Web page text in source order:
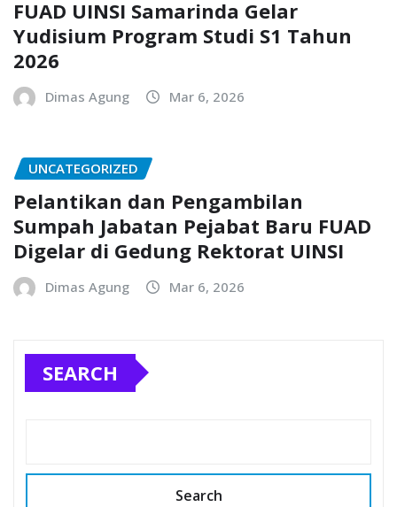
FUAD UINSI Samarinda Gelar
Yudisium Program Studi S1 Tahun
2026
Dimas Agung Mar 6, 2026
UNCATEGORIZED
Pelantikan dan Pengambilan
Sumpah Jabatan Pejabat Baru FUAD
Digelar di Gedung Rektorat UINSI
Dimas Agung Mar 6, 2026
SEARCH
Search